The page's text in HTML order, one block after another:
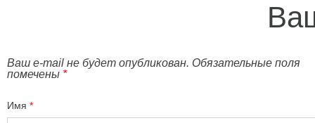
Ваш e-mail не будет опубликован. Обязательные поля
помечены *
Имя *